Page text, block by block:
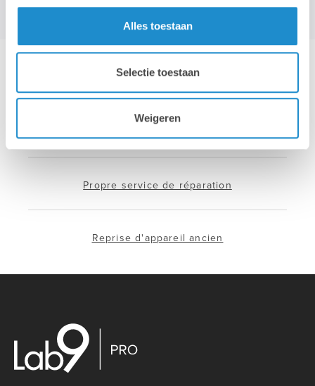
Alles toestaan
Selectie toestaan
Weigeren
Hotline & remote support
Propre service de réparation
Reprise d'appareil ancien